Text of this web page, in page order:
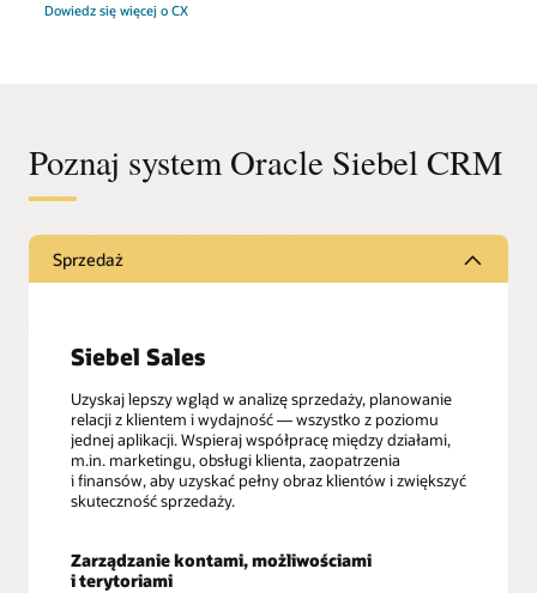
Dowiedz się więcej o CX
Poznaj system Oracle Siebel CRM
Sprzedaż
Siebel Sales
Uzyskaj lepszy wgląd w analizę sprzedaży, planowanie
relacji z klientem i wydajność — wszystko z poziomu
jednej aplikacji. Wspieraj współpracę między działami,
m.in. marketingu, obsługi klienta, zaopatrzenia
i finansów, aby uzyskać pełny obraz klientów i zwiększyć
skuteczność sprzedaży.
Zarządzanie kontami, możliwościami
i terytoriami